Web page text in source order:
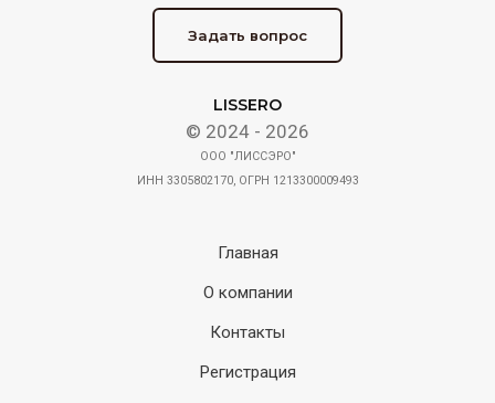
LISSERO
© 2024 - 2026
ООО "ЛИССЭРО"
ИНН 3305802170, ОГРН 1213300009493
Задать вопрос
Главная
О компании
Контакты
Регистрация